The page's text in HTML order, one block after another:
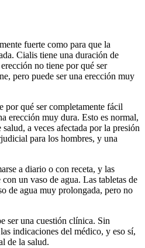
fuerte como para que la
Cialis tiene una duración de
no tiene por qué ser
pero puede ser una erección muy
por qué ser completamente fácil
erección muy dura. Esto es normal,
a veces afectada por la presión
para los hombres, y una
a diario o con receta, y las
un vaso de agua. Las tabletas de
de agua muy prolongada, pero no
ser una cuestión clínica. Sin
indicaciones del médico, y eso sí,
de la salud.